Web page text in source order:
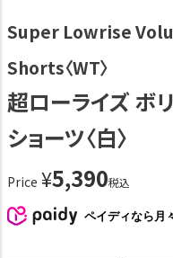
Super Lowrise
Shorts〈WT〉
超ローライズ ボ
ショーツ〈白〉
Price ¥5,390税込
ペイディなら月